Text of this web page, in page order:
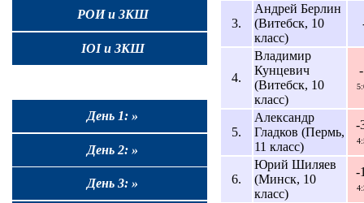
РОИ и ЗКШ
IOI и ЗКШ
День 1: »
День 2: »
День 3: »
3.
Андрей Берлин
(Витебск, 10
класс)
4.
Владимир
Кунцевич
(Витебск, 10
класс)
5.
Александр
Гладков (Пермь,
11 класс)
-
6.
Юрий Шиляев
(Минск, 10
класс)
-